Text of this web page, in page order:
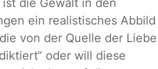
die Gewalt in den
ein realistisches Abbild
von der Quelle der Liebe
oder will diese